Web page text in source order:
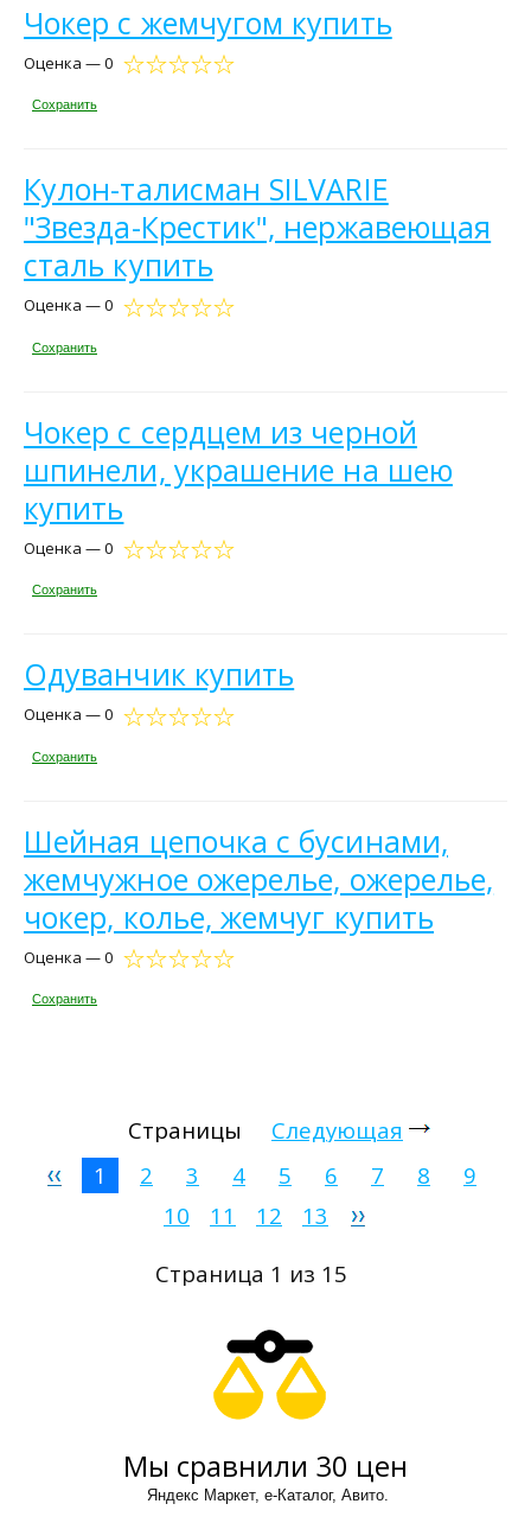
Чокер с жемчугом купить
Оценка — 0
Сохранить
Кулон-талисман SILVARIE
"Звезда-Крестик", нержавеющая
сталь купить
Оценка — 0
Сохранить
Чокер с сердцем из черной
шпинели, украшение на шею
купить
Оценка — 0
Сохранить
Одуванчик купить
Оценка — 0
Сохранить
Шейная цепочка с бусинами,
жемчужное ожерелье, ожерелье,
чокер, колье, жемчуг купить
Оценка — 0
Сохранить
Страницы
Следующая
1
2 3 4 5 6 7 8
9
10
11 12
13
Страница 1 из 15
Мы сравнили 30 цен
Яндекс Маркет, е-Каталог, Авито.